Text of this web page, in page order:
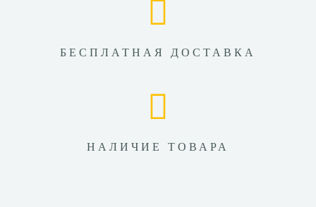
БЕСПЛАТНАЯ ДОСТАВКА
НАЛИЧИЕ ТОВАРА